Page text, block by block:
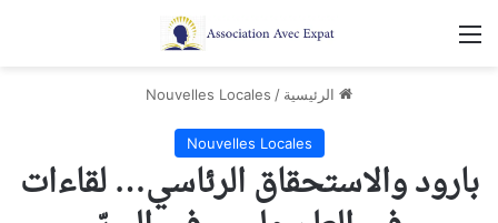
القائمة
الرئيسية /
Nouvelles Locales
Nouvelles Locales
بارود والاستحقاق الرئاسي… لقاءات